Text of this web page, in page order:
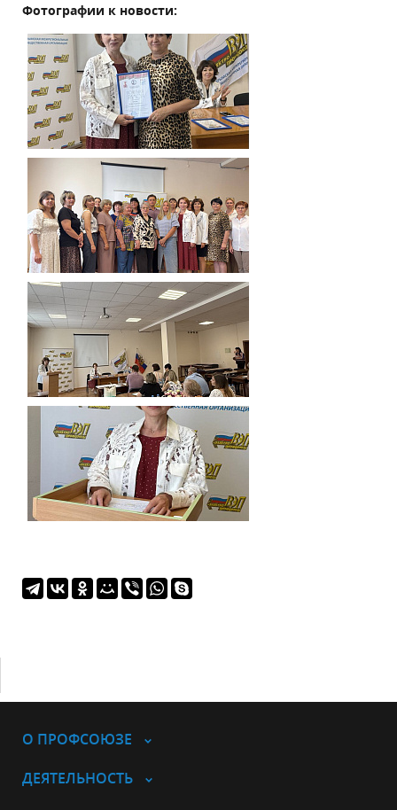
Фотографии к новости:
О ПРОФСОЮЗЕ
ДЕЯТЕЛЬНОСТЬ